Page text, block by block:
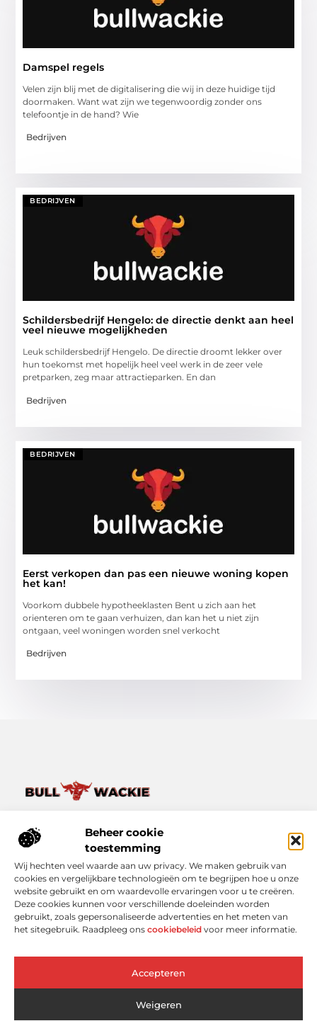
Beheer cookie
toestemming
Wij hechten veel waarde aan uw privacy. We maken gebruik van
cookies en vergelijkbare technologieën om te begrijpen hoe u onze
website gebruikt en om waardevolle ervaringen voor u te creëren.
Deze cookies kunnen voor verschillende doeleinden worden
gebruikt, zoals gepersonaliseerde advertenties en het meten van
het sitegebruik. Raadpleeg ons cookiebeleid voor meer informatie.
Accepteren
Weigeren
Damspel regels
Velen zijn blij met de digitalisering die wij in deze huidige tijd
doormaken. Want wat zijn we tegenwoordig zonder ons
telefoontje in de hand? Wie
Bedrijven
BEDRIJVEN
Schildersbedrijf Hengelo: de directie denkt aan heel
veel nieuwe mogelijkheden
Leuk schildersbedrijf Hengelo. De directie droomt lekker over
hun toekomst met hopelijk heel veel werk in de zeer vele
pretparken, zeg maar attractieparken. En dan
Bedrijven
BEDRIJVEN
Eerst verkopen dan pas een nieuwe woning kopen
het kan!
Voorkom dubbele hypotheeklasten Bent u zich aan het
orienteren om te gaan verhuizen, dan kan het u niet zijn
ontgaan, veel woningen worden snel verkocht
Bedrijven
het op Bullwackie.nl.
Verken een breed scala aan blogs en artikelen die je inspireren,
informeren en verrijken, van kleine momenten tot grote
inzichten.
Bericht categorie
Onze informatie